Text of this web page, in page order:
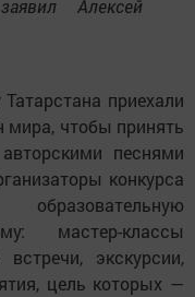
Алексей
приехали
мира, чтобы принять
песнями
конкурса
мастер-классы
экскурсии,
цель которых —